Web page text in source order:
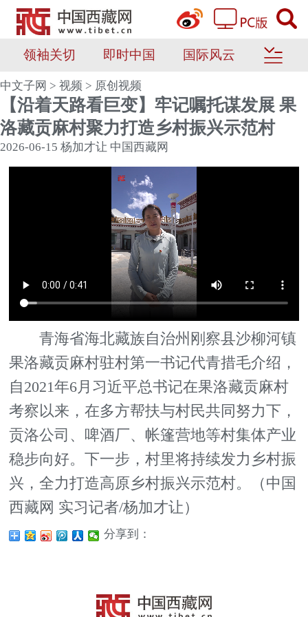
领袖关切 即时中国 国际风云
中文子网 > 视频 > 原创视频
【沿着天路看巨变】牢记嘱托谋发展 果
洛藏贡麻村聚力打造乡村振兴示范村
2026-06-15 杨加才让 中国西藏网
青海省海北藏族自治州刚察县沙柳河镇
果洛藏贡麻村驻村第一书记代青措毛介绍，
自2021年6月习近平总书记在果洛藏贡麻村
考察以来 ，在多方帮扶与村民共同努力下，
贡洛公司、啤酒厂、帐篷营地等村集体产业
稳步向好。下一步，村里将持续发力乡村振
兴，全力打造高原乡村振兴示范村。（中国
西藏网 实习记者/杨加才让）
分享到：